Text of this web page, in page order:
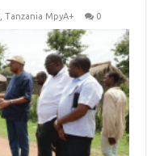
,Tanzania MpyA+ 0